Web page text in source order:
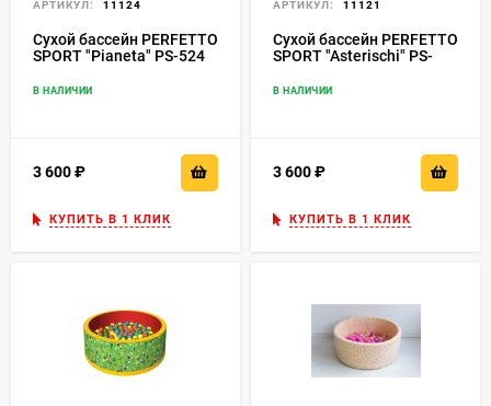
АРТИКУЛ: 11124
Сухой бассейн PERFETTO
SPORT "Pianeta" PS-524
В НАЛИЧИИ
3 600
КУПИТЬ В 1 КЛИК
АРТИКУЛ: 11121
Сухой бассейн PERFETTO
SPORT "Asterischi" PS-
В НАЛИЧИИ
3 600
КУПИТЬ В 1 КЛИК